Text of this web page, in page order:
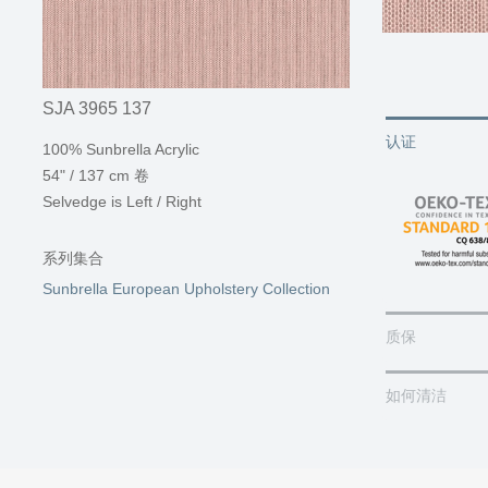
SJA 3965 137
100% Sunbrella Acrylic
54" / 137 cm 卷
Selvedge is Left / Right
系列集合
Sunbrella European Upholstery Collection
认证
质保
如何清洁